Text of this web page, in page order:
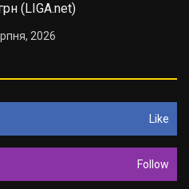
(LIGA.net)
2026
Like
Follow